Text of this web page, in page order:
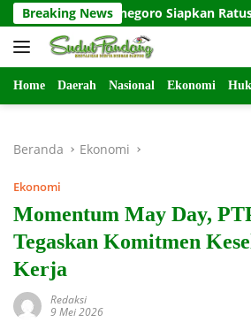
Langsung
ke
konten
Breaking News
Siapkan Ratusan Lubang
Home Daerah Nasional Ekonomi
Beranda Ekonomi
Ekonomi
Momentum May Day,
Tegaskan Komitmen
Kerja
Redaksi
9 Mei 2026